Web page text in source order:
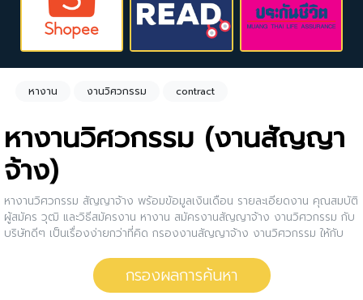
หางาน งานวิศวกรรม contract
หางานวิศวกรรม (งานสัญญา
จ้าง)
หางานวิศวกรรม สัญญาจ้าง พร้อมข้อมูลเงินเดือน รายละเอียดงาน คุณสมบัติ
ผู้สมัคร วุฒิ และวิธีสมัครงาน หางาน สมัครงานสัญญาจ้าง งานวิศวกรรม กับ
บริษัทดีๆ เป็นเรื่องง่ายกว่าที่คิด กรองงานสัญญาจ้าง งานวิศวกรรม ให้กับ
หรือคุณสามารถปรับการกรองผลการค้นหาได้อีกด้วย
กรองผลการค้นหา